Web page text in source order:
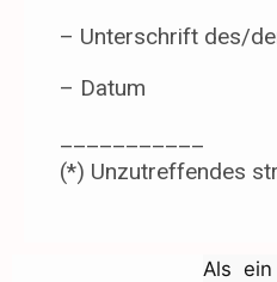
– Unterschrift des/
– Datum
(*) Unzutreffendes
Als ein